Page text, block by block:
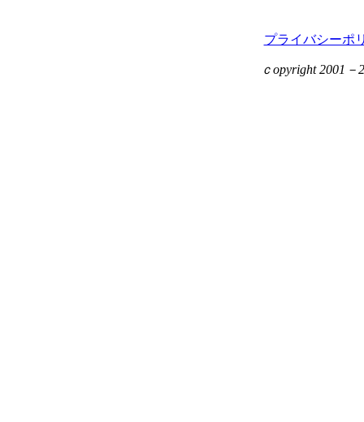
プライバシーポ
ｃopyright 2001－